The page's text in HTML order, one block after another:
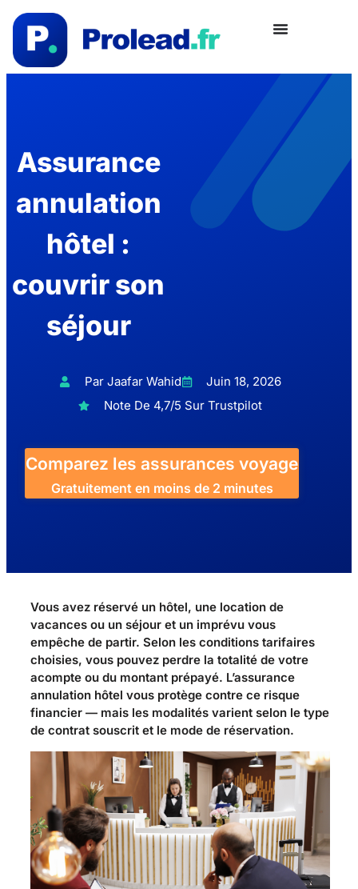
Assurance
annulation
hôtel :
couvrir son
séjour
Par Jaafar Wahid
Juin 18, 2026
Note De 4,7/5 Sur Trustpilot
Comparez les assurances voyage
Gratuitement en moins de 2 minutes
Vous avez réservé un hôtel, une location de
vacances ou un séjour et un imprévu vous
empêche de partir. Selon les conditions tarifaires
choisies, vous pouvez perdre la totalité de votre
acompte ou du montant prépayé. L’assurance
annulation hôtel vous protège contre ce risque
financier — mais les modalités varient selon le type
de contrat souscrit et le mode de réservation.